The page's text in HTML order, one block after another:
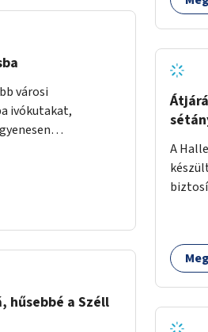
városi
ivókutakat,
hűsebbé a Széll
A